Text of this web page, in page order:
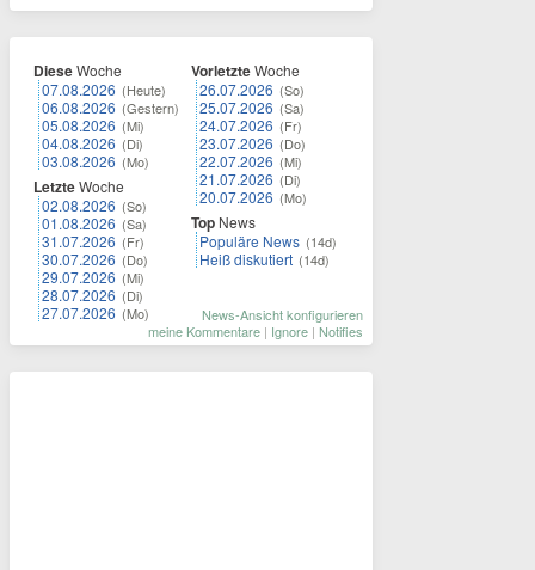
DieseWoche
07.08.2026 (Heute)
06.08.2026 (Gestern)
05.08.2026 (Mi)
04.08.2026 (Di)
03.08.2026 (Mo)
LetzteWoche
02.08.2026 (So)
01.08.2026 (Sa)
31.07.2026 (Fr)
30.07.2026 (Do)
29.07.2026 (Mi)
28.07.2026 (Di)
27.07.2026 (Mo)
VorletzteWoche
26.07.2026 (So)
25.07.2026 (Sa)
24.07.2026 (Fr)
23.07.2026 (Do)
22.07.2026 (Mi)
21.07.2026 (Di)
20.07.2026 (Mo)
Top News
Populäre News (14d)
Heiß diskutiert (14d)
News-Ansicht konfigurieren
meine Kommentare | Ignore | Notifies